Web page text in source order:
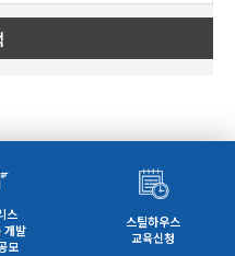
스
개발
모
스틸하우스
교육신청